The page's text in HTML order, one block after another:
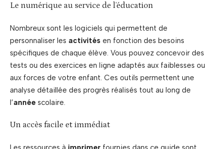
Le numérique au service de l’éducation
Nombreux sont les logiciels qui permettent de
personnaliser les activités en fonction des besoins
spécifiques de chaque élève. Vous pouvez concevoir des
tests ou des exercices en ligne adaptés aux faiblesses ou
aux forces de votre enfant. Ces outils permettent une
analyse détaillée des progrès réalisés tout au long de
l’année scolaire.
Un accès facile et immédiat